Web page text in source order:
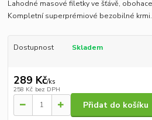
Lahodné masové filetky ve šťávě,
Kompletní superprémiové bezobilné
Dostupnost Skladem
289 Kč/ks
258 Kč bez DPH
Přidat do košíku